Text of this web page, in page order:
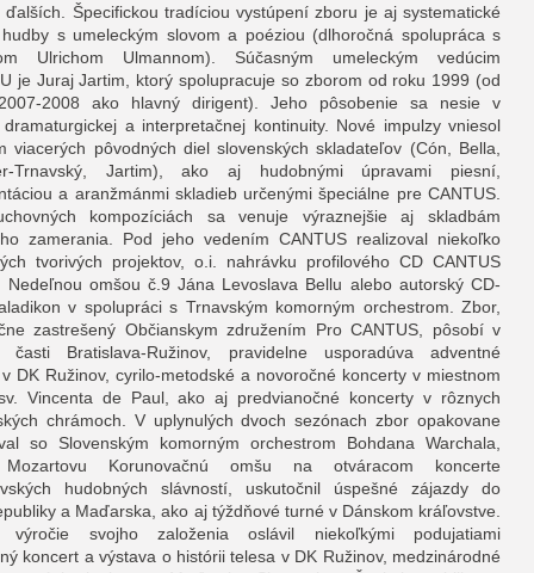
ďalších. Špecifickou tradíciou vystúpení zboru je aj systematické
s umeleckým slovom a poéziou (dlhoročná spolupráca s
Ulrichom Ulmannom). Súčasným umeleckým vedúcim
je Juraj Jartim, ktorý spolupracuje so zborom od roku 1999 (od
2008 ako hlavný dirigent). Jeho pôsobenie sa nesie v
a interpretačnej kontinuity. Nové impulzy vniesol
viacerých pôvodných diel slovenských skladateľov (Cón, Bella,
Trnavský, Jartim), ako aj hudobnými úpravami piesní,
a aranžmánmi skladieb určenými špeciálne pre CANTUS.
kompozíciách sa venuje výraznejšie aj skladbám
zamerania. Pod jeho vedením CANTUS realizoval niekoľko
tvorivých projektov, o.i. nahrávku profilového CD CANTUS
omšou č.9 Jána Levoslava Bellu alebo autorský CD-
v spolupráci s Trnavským komorným orchestrom. Zbor,
zastrešený Občianskym združením Pro CANTUS, pôsobí v
časti Bratislava-Ružinov, pravidelne usporadúva adventné
DK Ružinov, cyrilo-metodské a novoročné koncerty v miestnom
Vincenta de Paul, ako aj predvianočné koncerty v rôznych
chrámoch. V uplynulých dvoch sezónach zbor opakovane
so Slovenským komorným orchestrom Bohdana Warchala,
Korunovačnú omšu na otváracom koncerte
hudobných slávností, uskutočnil úspešné zájazdy do
a Maďarska, ako aj týždňové turné v Dánskom kráľovstve.
výročie svojho založenia oslávil niekoľkými podujatiami
koncert a výstava o histórii telesa v DK Ružinov, medzinárodné